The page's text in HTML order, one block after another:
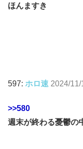
ほんますき
597: ホロ速 2024/
>>580
週末が終わる憂鬱の